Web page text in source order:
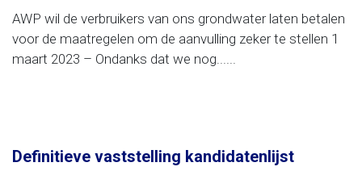
AWP wil de verbruikers van ons grondwater laten betalen
voor de maatregelen om de aanvulling zeker te stellen 1
maart 2023 – Ondanks dat we nog......
Definitieve vaststelling kandidatenlijst